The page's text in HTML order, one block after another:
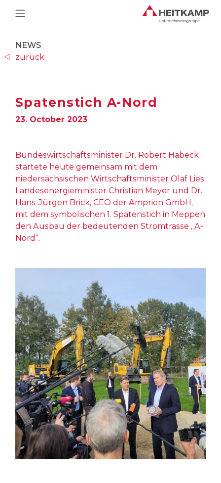
Main Navigation
NEWS
zurück
Spatenstich A-Nord
23. October 2023
Bundeswirtschaftsminister Dr. Robert Habeck
startete heute gemeinsam mit dem
niedersächsischen Wirtschaftsminister Olaf Lies,
Landesenergieminister Christian Meyer und Dr.
Hans-Jürgen Brick, CEO der Amprion GmbH,
mit dem symbolischen 1. Spatenstich in Meppen
den Ausbau der bedeutenden Stromtrasse „A-
Nord“.